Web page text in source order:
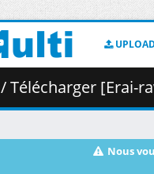
/ Télécharger [Erai-raws] Knights
Nous